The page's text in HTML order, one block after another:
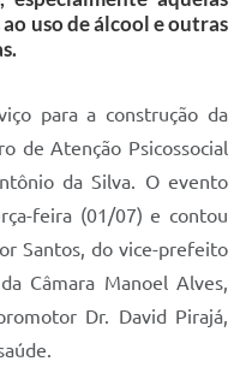
uso de álcool e outras
para a construção da
de Atenção Psicossocial
da Silva. O evento
feira (01/07) e contou
Santos, do vice-prefeito
Câmara Manoel Alves,
Dr. David Pirajá,